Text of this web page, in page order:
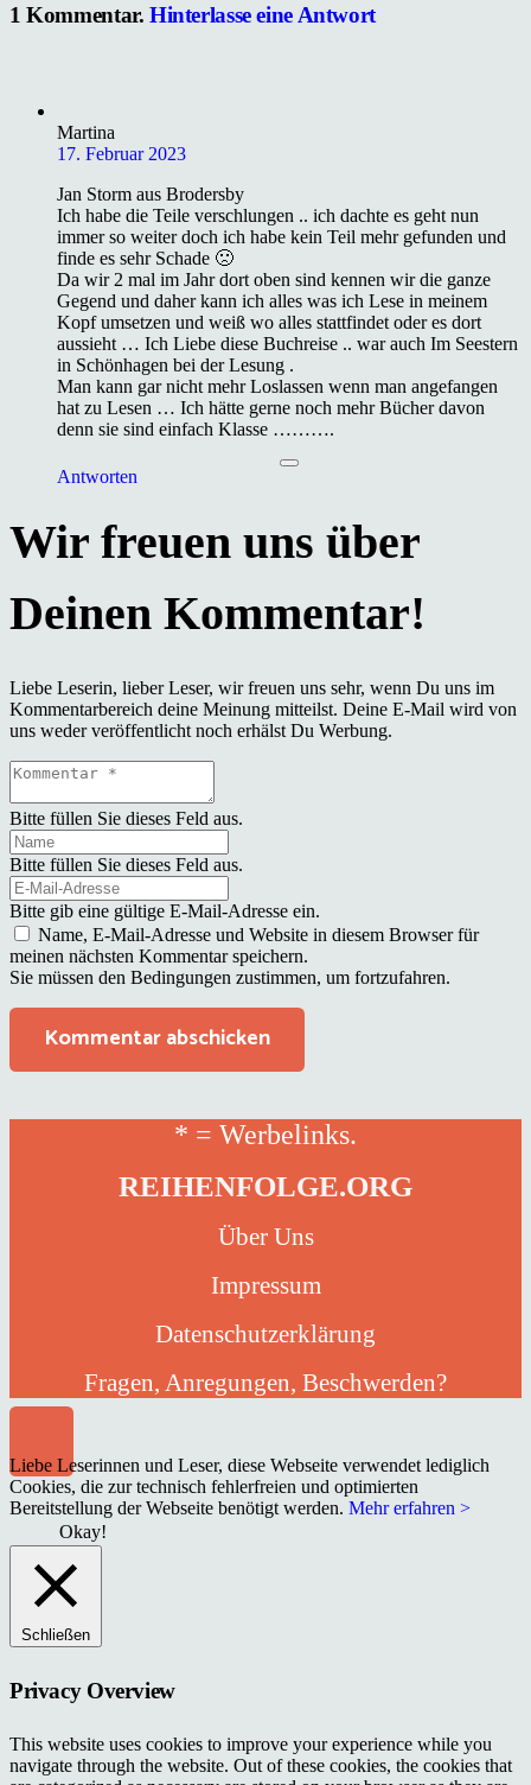
1Kommentar. Hinterlasse eine Antwort
Martina
17. Februar 2023
Jan Storm aus Brodersby
Ich habe die Teile verschlungen .. ich dachte es geht nun
immer so weiter doch ich habe kein Teil mehr gefunden und
finde es sehr Schade 🙁
Da wir 2 mal im Jahr dort oben sind kennen wir die ganze
Gegend und daher kann ich alles was ich Lese in meinem
Kopf umsetzen und weiß wo alles stattfindet oder es dort
aussieht … Ich Liebe diese Buchreise .. war auch Im Seestern
in Schönhagen bei der Lesung .
Man kann gar nicht mehr Loslassen wenn man angefangen
hat zu Lesen … Ich hätte gerne noch mehr Bücher davon
denn sie sind einfach Klasse ……….
Antworten
Liebe Leserin, lieber Leser, wir freuen uns sehr, wenn Du uns im
Kommentarbereich deine Meinung mitteilst. Deine E-Mail wird von
uns weder veröffentlicht noch erhälst Du Werbung.
Bitte füllen Sie dieses Feld aus.
Bitte füllen Sie dieses Feld aus.
Bitte gib eine gültige E-Mail-Adresse ein.
Name, E-Mail-Adresse und Website in diesem Browser für
meinen nächsten Kommentar speichern.
Sie müssen den Bedingungen zustimmen, um fortzufahren.
Kommentar abschicken
* = Werbelinks.
REIHENFOLGE.ORG
Über Uns
Impressum
Datenschutzerklärung
Fragen, Anregungen, Beschwerden?
Liebe Leserinnen und Leser, diese Webseite verwendet lediglich
Cookies, die zur technisch fehlerfreien und optimierten
Bereitstellung der Webseite benötigt werden. Mehr erfahren >
Okay!
Schließen
Privacy Overview
This website uses cookies to improve your experience while you
navigate through the website. Out of these cookies, the cookies that